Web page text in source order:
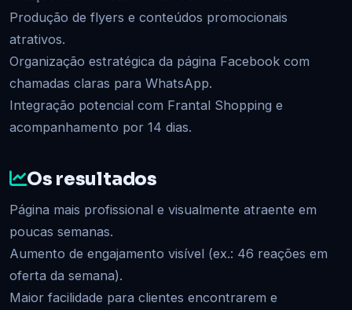
Produção de flyers e conteúdos promocionais
atrativos.
Organização estratégica da página Facebook com
chamadas claras para WhatsApp.
Integração potencial com Frantal Shopping e
acompanhamento por 14 dias.
Os resultados
Página mais profissional e visualmente atraente em
poucas semanas.
Aumento de engajamento visível (ex.: 46 reações em
oferta da semana).
Maior facilidade para clientes encontrarem e